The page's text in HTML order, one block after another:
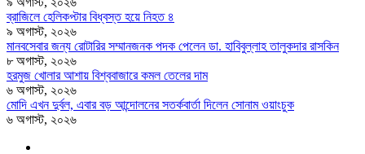
ব্রাজিলে হেলিকপ্টার বিধ্বস্ত হয়ে নিহত ৪
৯ অগাস্ট, ২০২৬
মানবসেবার জন্য রোটারির সম্মানজনক পদক পেলেন ডা. হাবিবুল্লাহ তালুকদার রাসকিন
৮ অগাস্ট, ২০২৬
হরমুজ খোলার আশায় বিশ্ববাজারে কমল তেলের দাম
৬ অগাস্ট, ২০২৬
মোদি এখন দুর্বল, এবার বড় আন্দোলনের সতর্কবার্তা দিলেন সোনাম ওয়াংচুক
৬ অগাস্ট, ২০২৬